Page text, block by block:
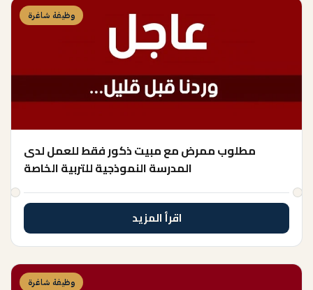
وظيفة شاغرة
مطلوب ممرض مع مبيت ذكور فقط للعمل لدى
المدرسة النموذجية للتربية الخاصة
اقرأ المزيد
وظيفة شاغرة